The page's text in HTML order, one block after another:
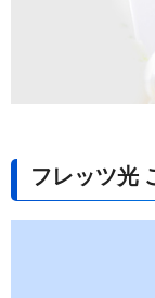
フレッツ光